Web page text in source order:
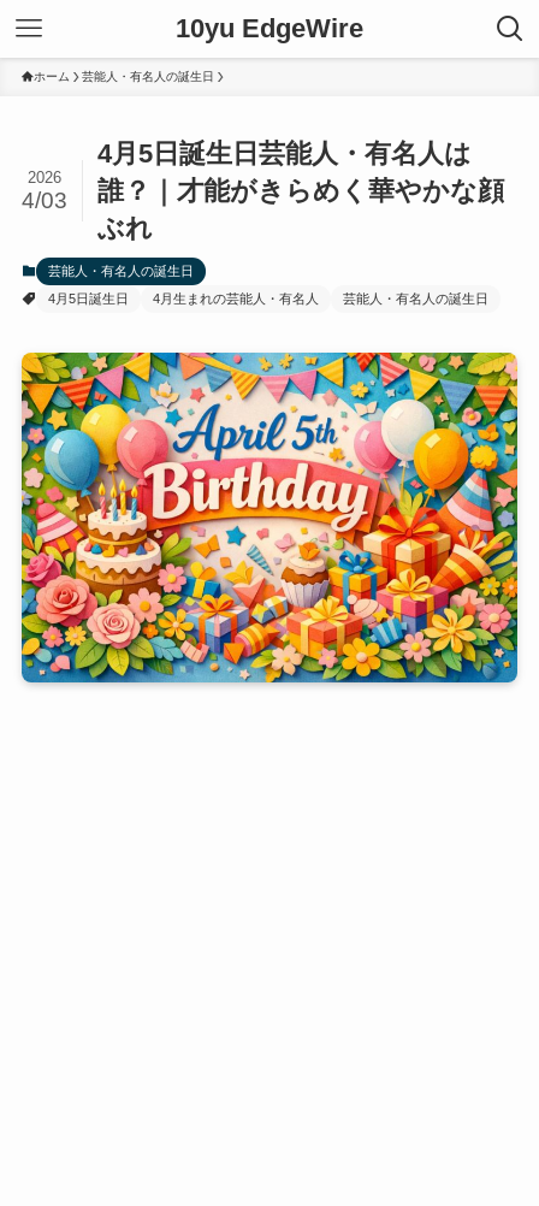
10yu EdgeWire
ホーム 芸能人・有名人の誕生日
4月5日誕生日芸能人・有名人は
誰？｜才能がきらめく華やかな顔
ぶれ
2026
4/03
芸能人・有名人の誕生日
4月5日誕生日
4月生まれの芸能人・有名人 芸能人・有名人の誕生日